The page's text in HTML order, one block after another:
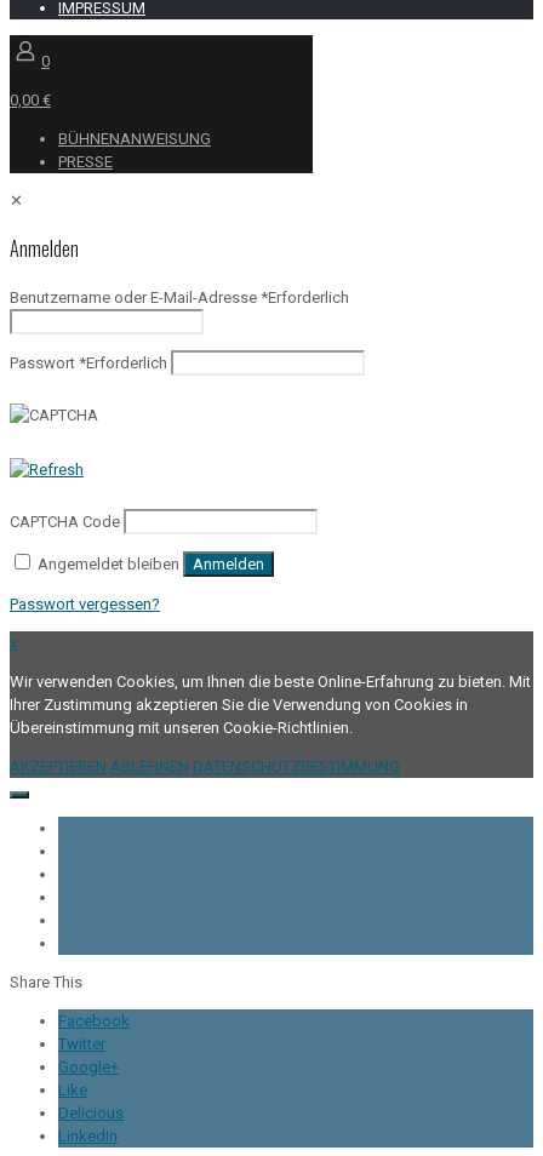
IMPRESSUM
0
0,00 €
BÜHNENANWEISUNG
PRESSE
✕
Anmelden
Benutzername oder E-Mail-Adresse *Erforderlich
Passwort *Erforderlich
CAPTCHA Code
Angemeldet bleiben Anmelden
Passwort vergessen?
x
Wir verwenden Cookies, um Ihnen die beste Online-Erfahrung zu bieten. Mit
Ihrer Zustimmung akzeptieren Sie die Verwendung von Cookies in
Übereinstimmung mit unseren Cookie-Richtlinien.
AKZEPTIEREN ABLEHNEN DATENSCHUTZBESTIMMUNG
Share This
Facebook
Twitter
Google+
Like
Delicious
LinkedIn